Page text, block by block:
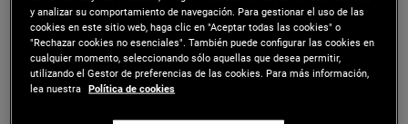
consultant clients in the U.K.. Previously, Mr.
Jordan was a senior account associate covering
institutional clients in the Middle East and Africa.
y analizar su comportamiento de navegación. Para gestionar el uso de las
cookies en este sitio web, haga clic en "Aceptar todas las cookies" o
"Rechazar cookies no esenciales". También puede configurar las cookies en
cualquier momento, seleccionando sólo aquellas que desea permitir,
utilizando el Gestor de preferencias de las cookies. Para más información,
lea nuestra Política de cookies